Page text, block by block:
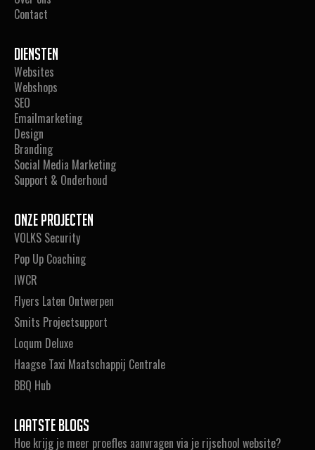
Contact
Diensten
Websites
Webshops
SEO
Emailmarketing
Design
Branding
Social Media Marketing
Support & Onderhoud
Onze projecten
VOLKS Security
Pop Up Coaching
IWCR
Flyers Laten Ontwerpen
Smits Projectsupport
Loqum Deluxe
Haagse Taxi Maatschappij Centrale
BBQ Hub
Laatste blogs
Hoe krijg je meer proefles aanvragen via je rijschool website?